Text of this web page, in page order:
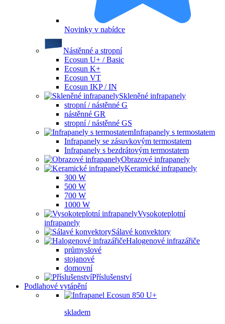
Novinky v nabídce
Nástěnné a stropní
Ecosun U+ / Basic
Ecosun K+
Ecosun VT
Ecosun IKP / IN
Skleněné infrapanely
stropní / nástěnné G
nástěnné GR
stropní / nástěnné GS
Infrapanely s termostatem
Infrapanely se zásuvkovým termostatem
Infrapanely s bezdrátovým termostatem
Obrazové infrapanely
Keramické infrapanely
300 W
500 W
700 W
1000 W
Vysokoteplotní
infrapanely
Sálavé konvektory
Halogenové infrazářiče
průmyslové
stojanové
domovní
Příslušenství
Podlahové vytápění
skladem